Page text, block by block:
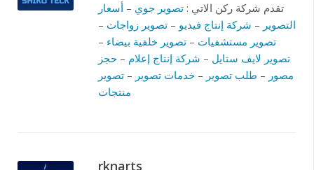
تقدم شركة ركن الاتي : تصوير جوي – أسعار
التصوير – شركة إنتاج فيديو – تصوير زواجات –
تصوير مستشفيات – تصوير خلفية بيضاء –
تصوير لايف ستايل – شركة إنتاج إعلام – حجز
مصور – طلب تصوير – خدمات تصوير – تصوير
منتجات
rknarts